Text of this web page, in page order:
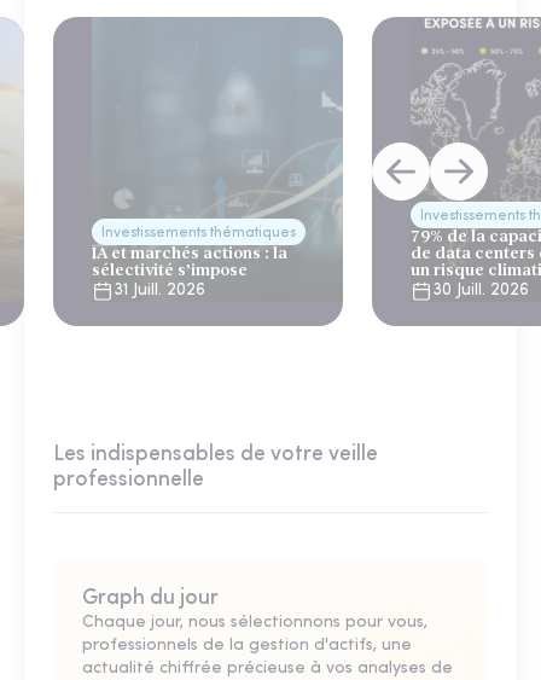
Investissements thématiques
IA et marchés actions : la
sélectivité s’impose
31 Juill. 2026
Investissements
79% de la
de data centers
un risque
30 Juill. 2026
Les indispensables de votre veille
professionnelle
Graph du jour
Chaque jour, nous sélectionnons pour vous,
professionnels de la gestion d'actifs, une
actualité chiffrée précieuse à vos analyses de